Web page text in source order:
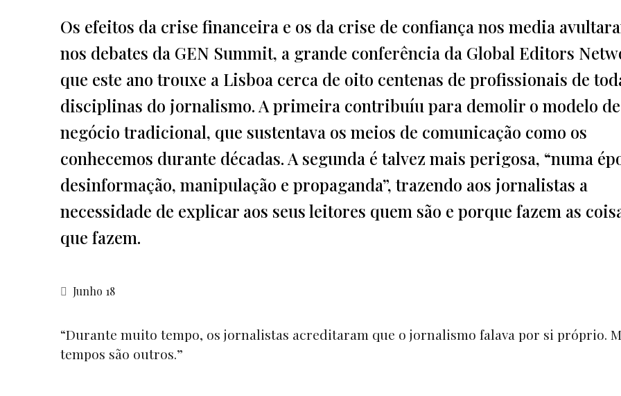
Os efeitos da crise financeira e os da crise de confiança nos media
nos debates da GEN Summit, a grande conferência da Global Editors
que este ano trouxe a Lisboa cerca de oito centenas de profissionais de
disciplinas do jornalismo. A primeira contribuíu para demolir o modelo de
negócio tradicional, que sustentava os meios de comunicação como os
conhecemos durante décadas. A segunda é talvez mais perigosa, “numa
desinformação, manipulação e propaganda”, trazendo aos jornalistas a
necessidade de explicar aos seus leitores quem são e porque fazem as
que fazem.
Junho 18
“Durante muito tempo, os jornalistas acreditaram que o jornalismo falava por si próprio.
tempos são outros.”